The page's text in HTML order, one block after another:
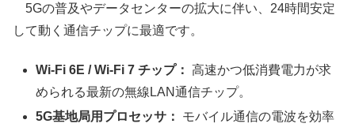
5Gの普及やデータセンターの拡大に伴い、24時間安定
して動く通信チップに最適です。
Wi-Fi 6E / Wi-Fi 7 チップ： 高速かつ低消費電力が求
められる最新の無線LAN通信チップ。
5G基地局用プロセッサ：
モバイル通信の電波を効率